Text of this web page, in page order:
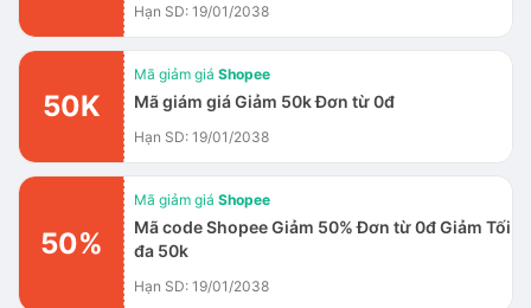
Hạn SD: 19/01/2038
50K
Mã giảm giá Shopee
Mã giám giá Giảm 50k Đơn từ 0đ
Hạn SD: 19/01/2038
50%
Mã giảm giá Shopee
Mã code Shopee Giảm 50% Đơn từ 0đ Giảm Tối
đa 50k
Hạn SD: 19/01/2038